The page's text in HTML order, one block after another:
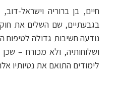
בגבעתיים, שם השלים את חוק
נודעה חשיבות גדולה
ושלוחותיה, ולא מכורח –
לימודים התואם את נטיותיו